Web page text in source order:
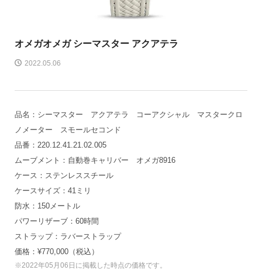
オメガオメガ シーマスター アクアテラ
2022.05.06
品名：シーマスター アクアテラ コーアクシャル マスタークロ
ノメーター スモールセコンド
品番：220.12.41.21.02.005
ムーブメント：自動巻キャリバー オメガ8916
ケース：ステンレススチール
ケースサイズ：41ミリ
防水：150メートル
パワーリザーブ：60時間
ストラップ：ラバーストラップ
価格：¥770,000（税込）
※2022年05月06日に掲載した時点の価格です。